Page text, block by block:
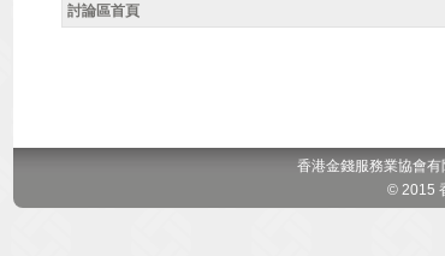
討論區首頁
香港金錢服務業協會有
© 2015